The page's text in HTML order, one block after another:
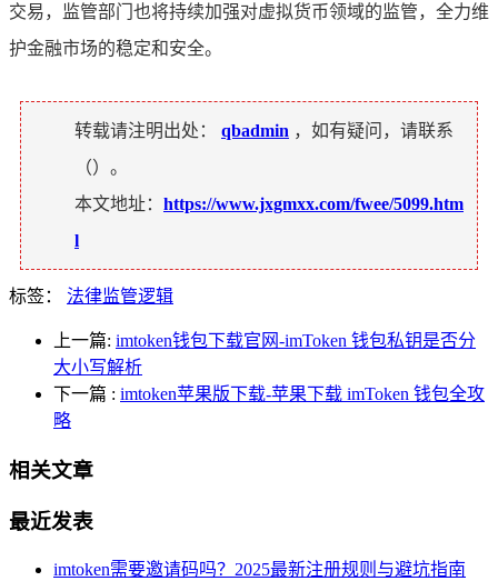
交易，监管部门也将持续加强对虚拟货币领域的监管，全力维
护金融市场的稳定和安全。
转载请注明出处： qbadmin ，如有疑问，请联系
（）。
本文地址： https://www.jxgmxx.com/fwee/5099.htm
l
标签： 法律监管逻辑
上一篇: imtoken钱包下载官网-imToken 钱包私钥是否分
大小写解析
下一篇 : imtoken苹果版下载-苹果下载 imToken 钱包全攻
略
相关文章
最近发表
imtoken需要邀请码吗？2025最新注册规则与避坑指南